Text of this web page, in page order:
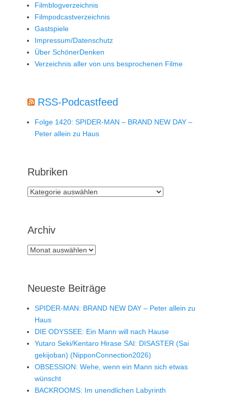
Filmblogverzeichnis
Filmpodcastverzeichnis
Gastspiele
Impressum/Datenschutz
Über SchönerDenken
Verzeichnis aller von uns besprochenen Filme
RSS-Podcastfeed
Folge 1420: SPIDER-MAN – BRAND NEW DAY –
Peter allein zu Haus
Rubriken
Rubriken
Archiv
Archiv
Neueste Beiträge
SPIDER-MAN: BRAND NEW DAY – Peter allein zu
Haus
DIE ODYSSEE: Ein Mann will nach Hause
Yutaro Seki/Kentaro Hirase SAI: DISASTER (Sai
gekijoban) (NipponConnection2026)
OBSESSION: Wehe, wenn ein Mann sich etwas
wünscht
BACKROOMS: Im unendlichen Labyrinth